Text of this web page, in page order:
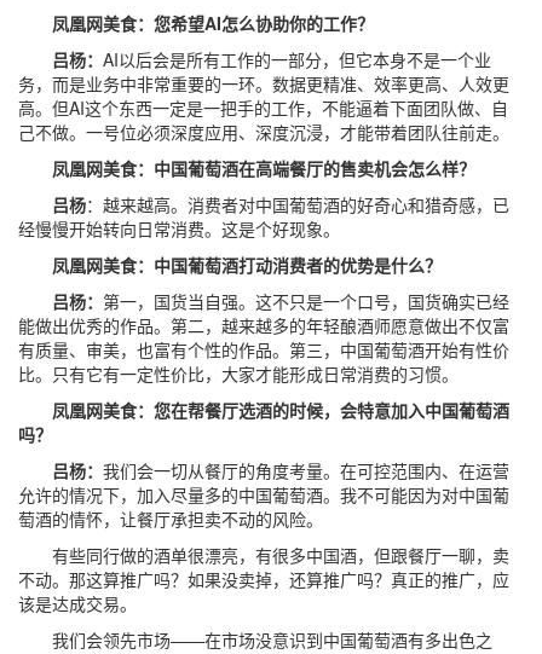
凤凰网美食：您希望AI怎么协助你的工作？
吕杨： AI以后会是所有工作的一部分，但它本身不是一个业
务，而是业务中非常重要的一环。数据更精准、效率更高、人效更
高。但AI这个东西一定是一把手的工作，不能逼着下面团队做、自
己不做。一号位必须深度应用、深度沉浸，才能带着团队往前走。
凤凰网美食：中国葡萄酒在高端餐厅的售卖机会怎么样？
吕杨：越来越高。消费者对中国葡萄酒的好奇心和猎奇感，已
经慢慢开始转向日常消费。这是个好现象。
凤凰网美食：中国葡萄酒打动消费者的优势是什么？
吕杨： 第一，国货当自强。这不只是一个口号，国货确实已经
能做出优秀的作品。第二，越来越多的年轻酿酒师愿意做出不仅富
有质量、审美，也富有个性的作品。第三，中国葡萄酒开始有性价
比。只有它有一定性价比，大家才能形成日常消费的习惯。
凤凰网美食：您在帮餐厅选酒的时候，会特意加入中国葡萄酒
吗？
吕杨： 我们会一切从餐厅的角度考量。在可控范围内、在运营
允许的情况下，加入尽量多的中国葡萄酒。我不可能因为对中国葡
萄酒的情怀，让餐厅承担卖不动的风险。
有些同行做的酒单很漂亮，有很多中国酒，但跟餐厅一聊，卖
不动。那这算推广吗？如果没卖掉，还算推广吗？真正的推广，应
该是达成交易。
我们会领先市场——在市场没意识到中国葡萄酒有多出色之